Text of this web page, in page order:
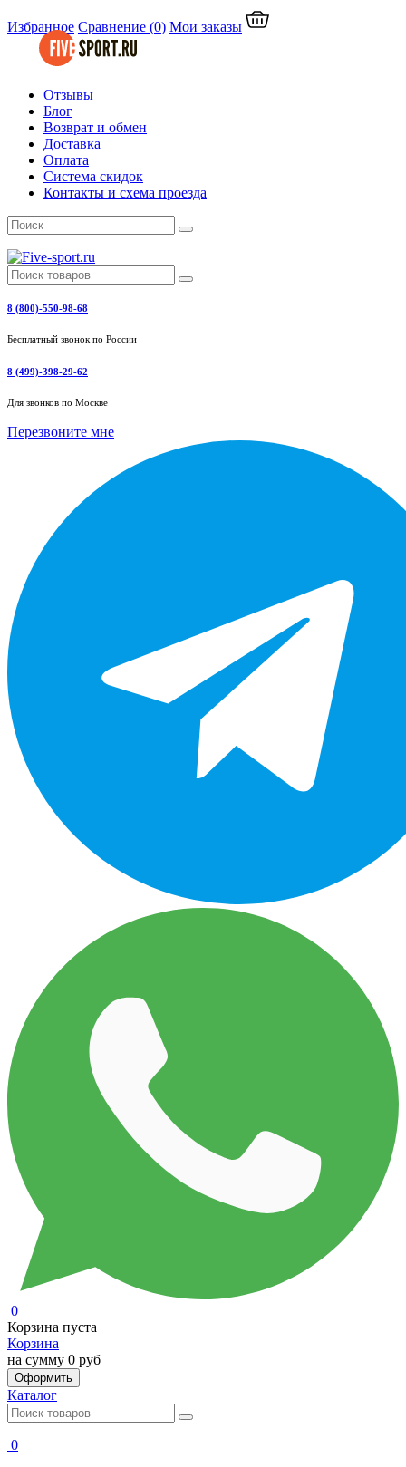
Избранное Сравнение (0) Мои заказы
Отзывы
Блог
Возврат и обмен
Доставка
Оплата
Система скидок
Контакты и схема проезда
8 (800)-550-98-68
Бесплатный звонок по России
8 (499)-398-29-62
Для звонков по Москве
Перезвоните мне
0
Корзина пуста
Корзина
на сумму 0 руб
Оформить
Каталог
0